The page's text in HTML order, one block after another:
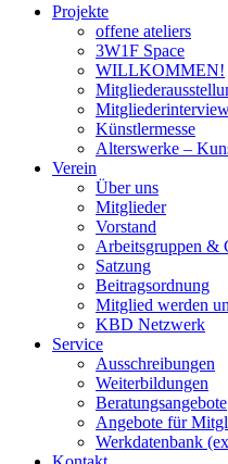
Projekte
offene ateliers
3W1F Space
WILLKOMMEN!
Künstlermesse
Alterswerke –
Verein
Über uns
Mitglieder
Vorstand
Arbeitsgruppen &
Satzung
Beitragsordnung
Mitglied werden
KBD Netzwerk
Service
Ausschreibungen
Weiterbildungen
Beratungsangebote
Angebote für
Werkdatenbank